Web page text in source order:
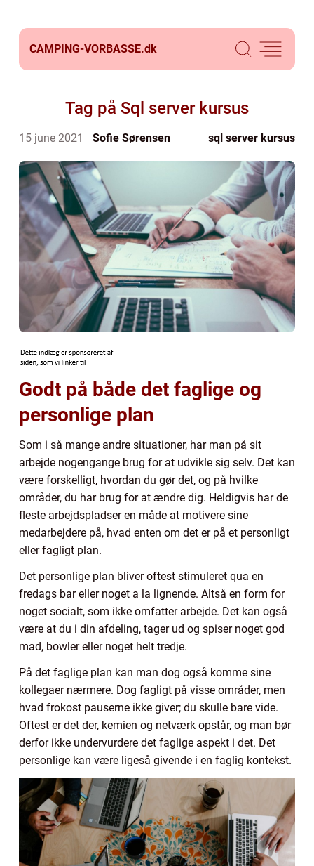
CAMPING-VORBASSE.dk
Tag på Sql server kursus
15 june 2021 Sofie Sørensen sql server kursus
Godt på både det faglige og
personlige plan
Som i så mange andre situationer, har man på sit
arbejde nogengange brug for at udvikle sig selv. Det kan
være forskelligt, hvordan du gør det, og på hvilke
områder, du har brug for at ændre dig. Heldigvis har de
fleste arbejdspladser en måde at motivere sine
medarbejdere på, hvad enten om det er på et personligt
eller fagligt plan.
Det personlige plan bliver oftest stimuleret qua en
fredags bar eller noget a la lignende. Altså en form for
noget socialt, som ikke omfatter arbejde. Det kan også
være at du i din afdeling, tager ud og spiser noget god
mad, bowler eller noget helt tredje.
På det faglige plan kan man dog også komme sine
kollegaer nærmere. Dog fagligt på visse områder, men
hvad frokost pauserne ikke giver; du skulle bare vide.
Oftest er det der, kemien og netværk opstår, og man bør
derfor ikke undervurdere det faglige aspekt i det. Det
personlige kan være ligeså givende i en faglig kontekst.